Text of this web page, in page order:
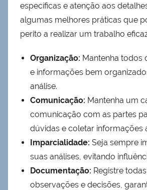
específicas e atenção aos
algumas melhores práticas que
perito a realizar um trabalho
Organização: Mantenha todos
e informações bem
análise.
Comunicação: Mantenha um
comunicação com as partes
dúvidas e coletar informações
Imparcialidade: Seja sempre
suas análises, evitando
Documentação: Registre
observações e decisões,